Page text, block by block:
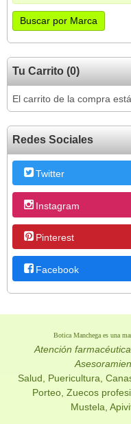
Tu Carrito (0)
El carrito de la compra
Redes Sociales
Twitter
Instagram
Pinterest
Facebook
Botica Manchega es una
Atención farmacéutica
Salud, Puericultura,
Porteo, Zuecos
Mustela,